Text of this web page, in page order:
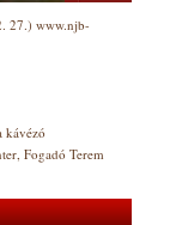
27.) www.njb-
kávézó
Fogadó Terem